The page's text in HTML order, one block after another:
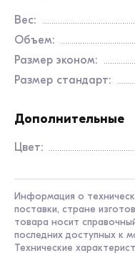
опорах. Они
небольшие перепады
покрытия и надежно
Кроме того,
время влажной
корпус выполнены в
оттенке «ясень
Характеристики:
Назначение:
Количество секций: 5;
Вес:
Объем:
Размер эконом:
Размер стандарт:
Дополнительные
Цвет:
Информация о
поставки, стране
товара носит
последних доступных к
Технические